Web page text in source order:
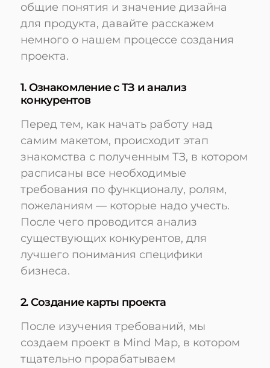
общие понятия и значение дизайна
для продукта, давайте расскажем
немного о нашем процессе создания
проекта.
1. Ознакомление с ТЗ и анализ
конкурентов
Перед тем, как начать работу над
самим макетом, происходит этап
знакомства с полученным ТЗ, в котором
расписаны все необходимые
требования по функционалу, ролям,
пожеланиям — которые надо учесть.
После чего проводится анализ
существующих конкурентов, для
лучшего понимания специфики
бизнеса.
2. Создание карты проекта
После изучения требований, мы
создаем проект в Mind Map, в котором
тщательно прорабатываем